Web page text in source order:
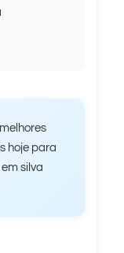
hoje para
silva